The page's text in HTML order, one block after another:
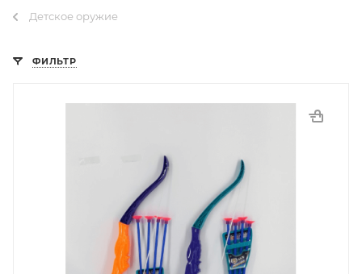
Детское оружие
ФИЛЬТР